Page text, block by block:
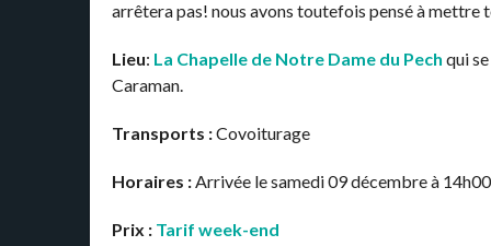
arrêtera pas! nous avons toutefois pensé à mettre
Lieu: La Chapelle de Notre Dame du Pech qui
Caraman.
Transports :Covoiturage
Horaires : Arrivée le samedi 09 décembre à
Prix : Tarif week-end